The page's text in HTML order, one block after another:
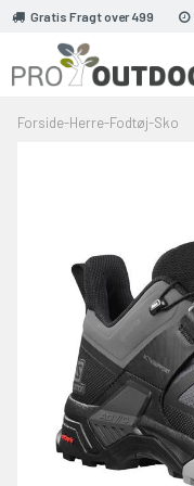
Gratis Fragt over 499
Forside-Herre-Fodtøj-Sko